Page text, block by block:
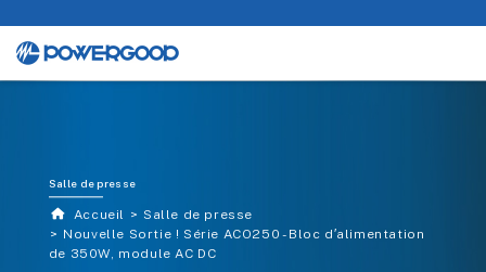
Salle de presse
Accueil
Salle de presse
Nouvelle Sortie ! Série ACO250 - Bloc d′alimentation
de 350W, module AC DC